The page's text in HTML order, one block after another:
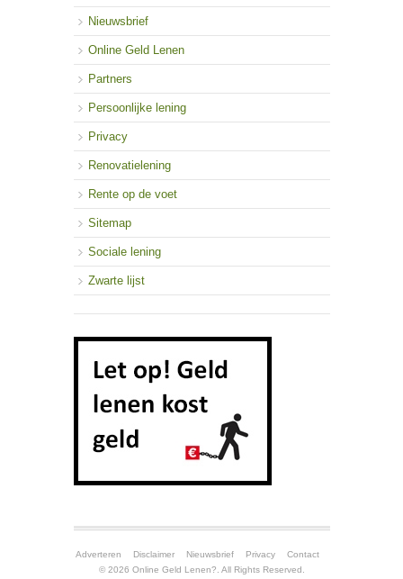
Nieuwsbrief
Online Geld Lenen
Partners
Persoonlijke lening
Privacy
Renovatielening
Rente op de voet
Sitemap
Sociale lening
Zwarte lijst
Adverteren Disclaimer Nieuwsbrief Privacy
Contact
© 2026 Online Geld Lenen?. All Rights Reserved.